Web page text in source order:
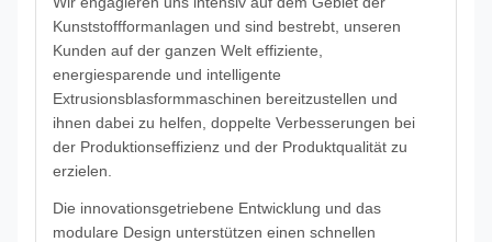
Kunststoffformanlagen und sind bestrebt, unseren
Kunden auf der ganzen Welt effiziente,
energiesparende und intelligente
Extrusionsblasformmaschinen bereitzustellen und
ihnen dabei zu helfen, doppelte Verbesserungen bei
der Produktionseffizienz und der Produktqualität zu
erzielen.
Die innovationsgetriebene Entwicklung und das
modulare Design unterstützen einen schnellen